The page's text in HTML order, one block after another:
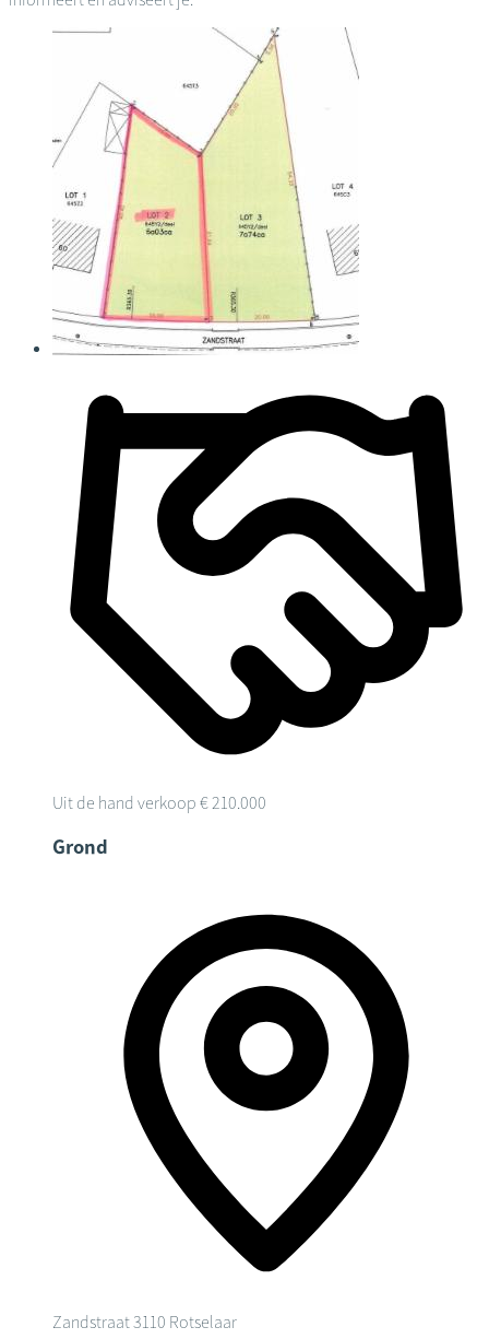
Uit de hand verkoop € 210.000
Grond
Zandstraat3110 Rotselaar